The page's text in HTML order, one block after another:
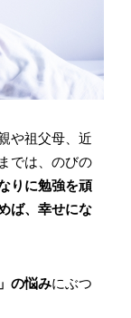
や祖父母、近
では、のびの
りに勉強を頑
ば、幸せにな
の悩みにぶつ